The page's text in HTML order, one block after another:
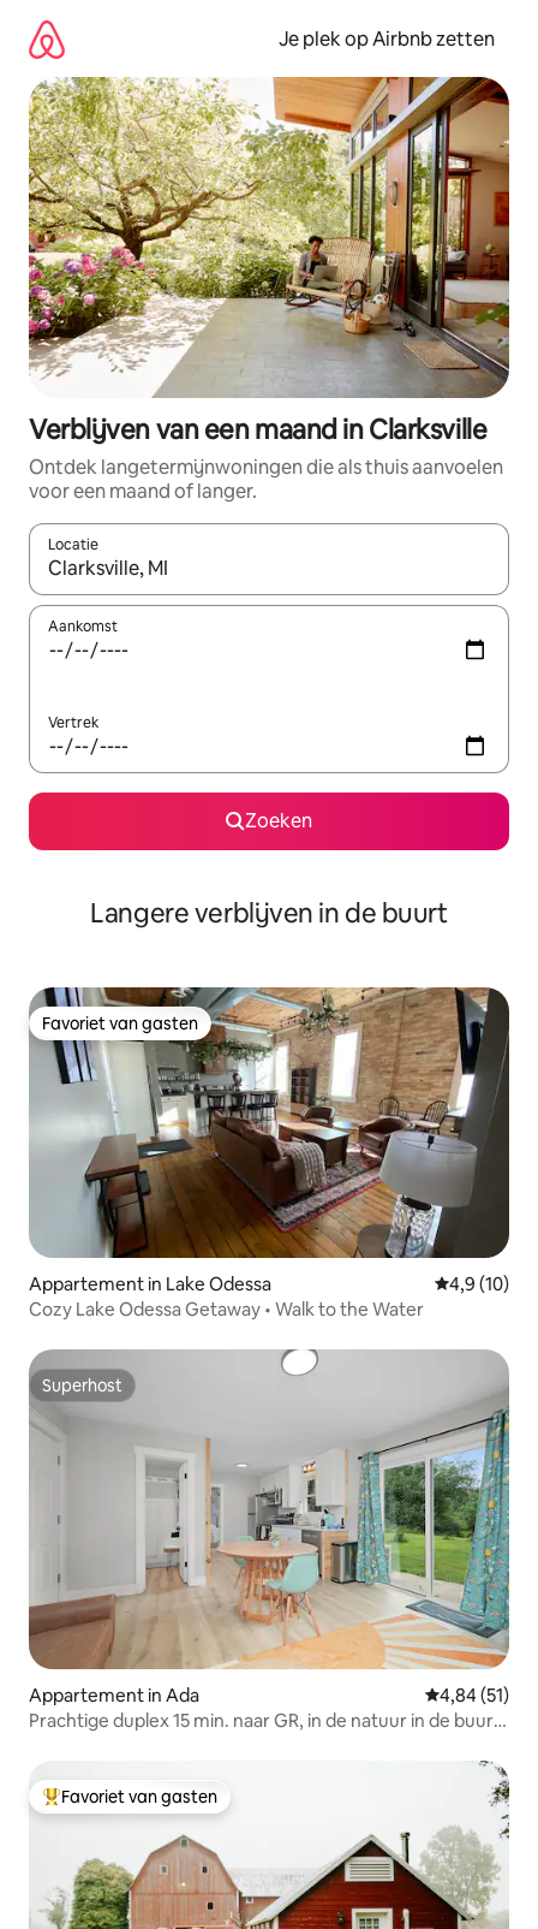
direct
naar
inhoud
Je plek op Airbnb zetten
Verblijven van een maand in Clarksville
Ontdek langetermijnwoningen die als thuis aanvoelen
voor een maand of langer.
Locatie
Wanneer er resultaten beschikbaar zijn, maak je een keuze
Aankomst
Vertrek
Zoeken
Langere verblijven in de buurt
Favoriet van gasten
Favoriet van gasten
Appartement in Lake Odessa
4,9 (10)
Cozy Lake Odessa Getaway • Walk to the Water
Superhost
Superhost
Appartement in Ada Gemiddelde
4,84 (51)
Prachtige duplex 15 min. naar GR, in de natuur in de buurt
Topfavoriet van gasten
Favoriet van gasten